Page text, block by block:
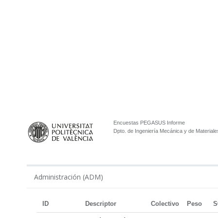
Encuestas PEGASUS Informe
Dpto. de Ingeniería Mecánica y de
Administración (ADM)
ID Descriptor Colectivo Peso